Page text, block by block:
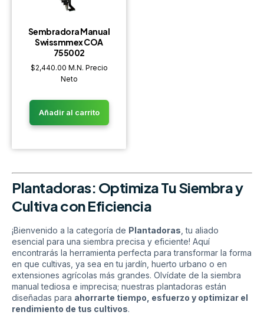
Sembradora Manual
Swissmmex COA
755002
$2,440.00 M.N. Precio
Neto
Añadir al carrito
Plantadoras: Optimiza Tu Siembra y
Cultiva con Eficiencia
¡Bienvenido a la categoría de Plantadoras, tu aliado
esencial para una siembra precisa y eficiente! Aquí
encontrarás la herramienta perfecta para transformar la forma
en que cultivas, ya sea en tu jardín, huerto urbano o en
extensiones agrícolas más grandes. Olvídate de la siembra
manual tediosa e imprecisa; nuestras plantadoras están
diseñadas para ahorrarte tiempo, esfuerzo y optimizar el
rendimiento de tus cultivos.